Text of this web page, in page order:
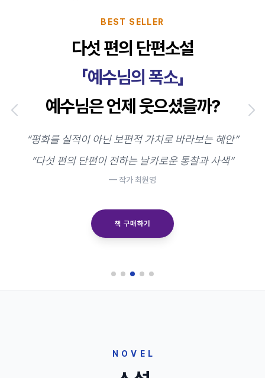
BEST SELLER
다섯 편의 단편소설
「예수님의 폭소」
예수님은 언제 웃으셨을까?
“평화를 실적이 아닌 보편적 가치로 바라보는 혜안”
“다섯 편의 단편이 전하는 날카로운 통찰과 사색”
— 작가 최원영
책 구매하기
NOVEL